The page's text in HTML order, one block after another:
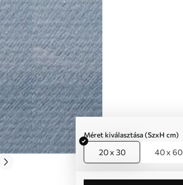
Méret kiválasztása (SzxH cm)
20 x 30 40 x 60